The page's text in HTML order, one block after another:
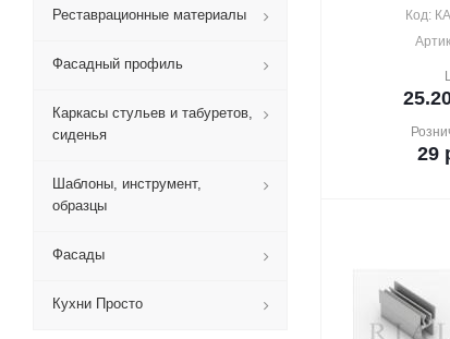
Код:
29
Реставрационные материалы
Фасадный профиль
Каркасы стульев и табуретов,
сиденья
Шаблоны, инструмент,
образцы
Фасады
Кухни Просто